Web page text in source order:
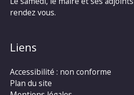
rendez vous.
Liens
Accessibilité : non conforme
Plan du site